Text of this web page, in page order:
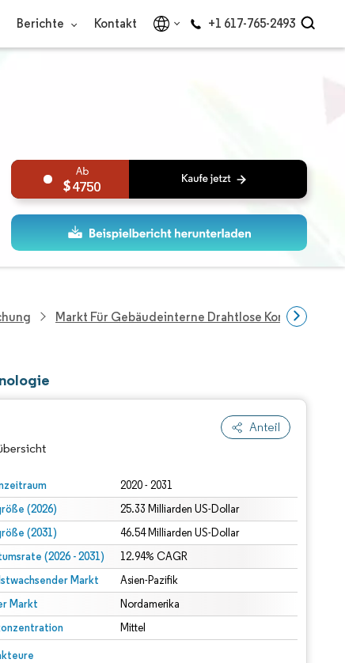
Berichte Kontakt +1 617-765-2493
4750
Markt Für Gebäudeinterne Drahtlose
Anteil
2020 - 2031
(2026) 25.33 Milliarden US-Dollar
(2031) 46.54 Milliarden US-Dollar
(2026 - 2031) 12.94% CAGR
Markt Asien-Pazifik
Markt Nordamerika
Mittel
Intelligence. Wiederverwendung erfordert Namensnennung gemäß CC BY 4.0.
gemäß CC BY 4.0.